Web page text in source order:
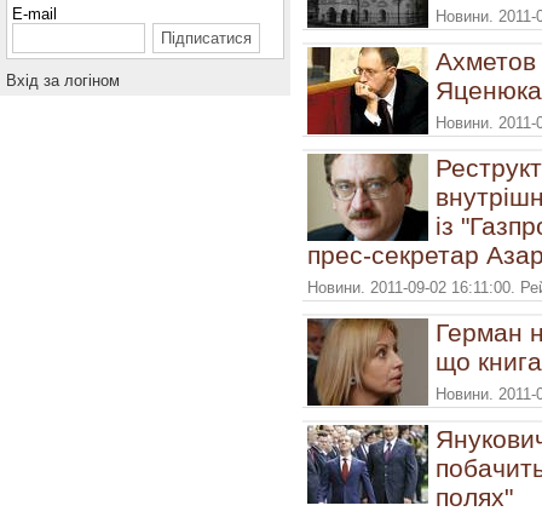
E-mail
Вхiд за логiном
Новини.
Ахметов
Яценюка
Новини.
із
прес-секретар
Новини. 2011-09-02 16:11:00.
Герман
що
Новини.
полях"